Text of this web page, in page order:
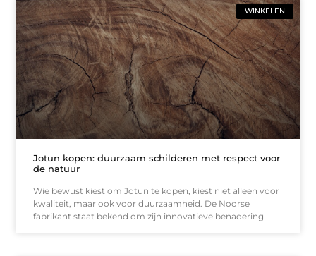
WINKELEN
Jotun kopen: duurzaam schilderen met respect voor
de natuur
Wie bewust kiest om Jotun te kopen, kiest niet alleen voor
kwaliteit, maar ook voor duurzaamheid. De Noorse
fabrikant staat bekend om zijn innovatieve benadering